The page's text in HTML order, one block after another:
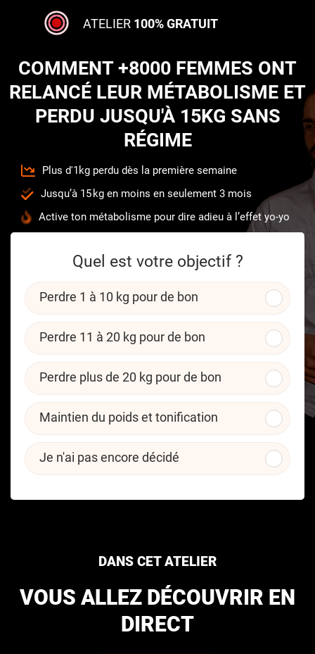
ATELIER 100% GRATUIT
COMMENT +8000 FEMMES ONT
RELANCÉ LEUR MÉTABOLISME ET
PERDU JUSQU'À 15KG SANS
RÉGIME
Plus d'1kg perdu dès la première semaine
Jusqu’à 15 kg en moins en seulement 3 mois
Active ton métabolisme pour dire adieu à l’effet yo-yo
Quel est votre objectif ?
Perdre 1 à 10 kg pour de bon
Perdre 11 à 20 kg pour de bon
Perdre plus de 20 kg pour de bon
Maintien du poids et tonification
Je n'ai pas encore décidé
DANS CET ATELIER
VOUS ALLEZ DÉCOUVRIR EN
DIRECT